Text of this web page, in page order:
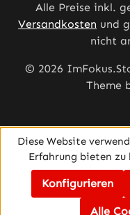
Alle Preise inkl.
Versandkosten und
nicht
© 2026
Theme
Diese Website
Erfahrung bieten zu
Konfigurieren
Alle